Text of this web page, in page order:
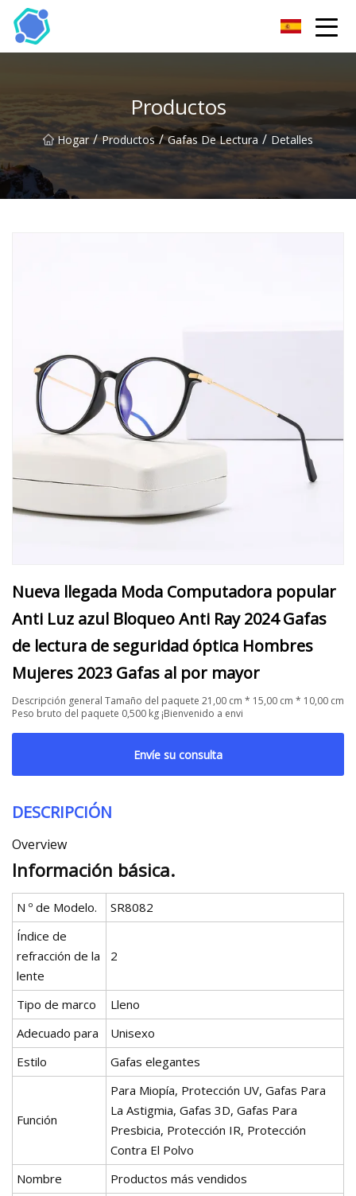
Productos
Hogar / Productos / Gafas De Lectura / Detalles
Nueva llegada Moda Computadora popular
Anti Luz azul Bloqueo Anti Ray 2024 Gafas
de lectura de seguridad óptica Hombres
Mujeres 2023 Gafas al por mayor
Descripción general Tamaño del paquete 21,00 cm * 15,00 cm * 10,00 cm
Peso bruto del paquete 0,500 kg ¡Bienvenido a envi
Envíe su consulta
DESCRIPCIÓN
Overview
Información básica.
N º de Modelo.
SR8082
Índice de
refracción de la
lente
2
Tipo de marco
Lleno
Adecuado para
Unisexo
Estilo
Gafas elegantes
Función
Para Miopía, Protección UV, Gafas Para
La Astigmia, Gafas 3D, Gafas Para
Presbicia, Protección IR, Protección
Contra El Polvo
Nombre
Productos más vendidos